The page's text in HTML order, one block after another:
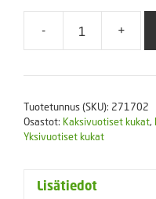
-
F1
+
Tuotetunnus (SKU): 271702
Osastot: Kaksivuotiset kukat,
Yksivuotiset kukat
Lisätiedot